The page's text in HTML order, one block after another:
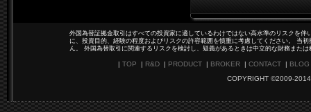
外国為替証拠金取引はすべての投資家に適しているわけではない高水準のリスクを
に、投資目的、経験の程度およびリスクの許容範囲を慎重に考慮してください。 当
ん。 外国為替取引に関連するリスクを検討し、疑義があるときは中立的な財務また
| TOP | R&D| PRODUCT| BROKER| CONTACT| BLOG
COPYRIGHT ©2009-